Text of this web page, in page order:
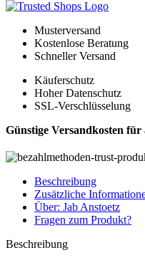
Musterversand
Kostenlose Beratung
Schneller Versand
Käuferschutz
Hoher Datenschutz
SSL-Verschlüsselung
Günstige Versandkosten für
Beschreibung
Zusätzliche
Über: Jab Anstoetz
Fragen zum Produkt?
Beschreibung